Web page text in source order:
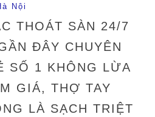
Nội
THOÁT SÀN 24/7
ĐÂY CHUYÊN
SỐ 1 KHÔNG LỪA
GIÁ, THỢ TAY
LÀ SẠCH TRIỆT